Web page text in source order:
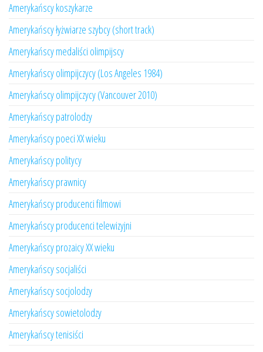
Amerykańscy koszykarze
Amerykańscy łyżwiarze szybcy (short track)
Amerykańscy medaliści olimpijscy
Amerykańscy olimpijczycy (Los Angeles 1984)
Amerykańscy olimpijczycy (Vancouver 2010)
Amerykańscy patrolodzy
Amerykańscy poeci XX wieku
Amerykańscy politycy
Amerykańscy prawnicy
Amerykańscy producenci filmowi
Amerykańscy producenci telewizyjni
Amerykańscy prozaicy XX wieku
Amerykańscy socjaliści
Amerykańscy socjolodzy
Amerykańscy sowietolodzy
Amerykańscy tenisiści